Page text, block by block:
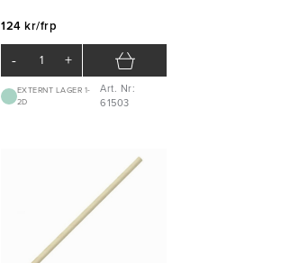
124 kr/frp
- +
EXTERNT LAGER 1-
2D
Art. Nr:
61503